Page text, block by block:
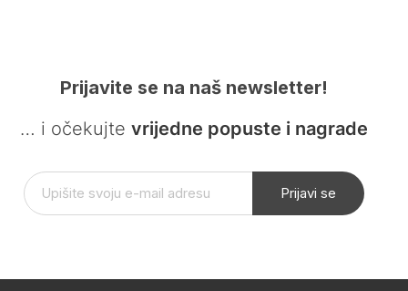
Prijavite se na naš newsletter!
… i očekujte vrijedne popuste i nagrade
Prijavi se